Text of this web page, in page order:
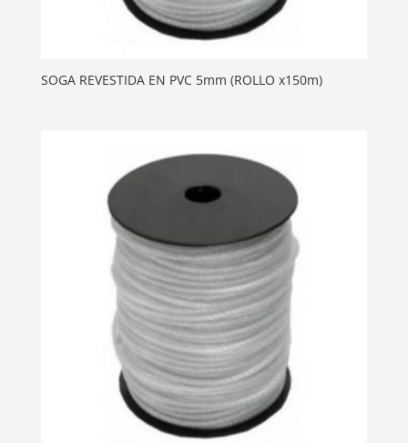
SOGA REVESTIDA EN PVC 5mm (ROLLO x150m)